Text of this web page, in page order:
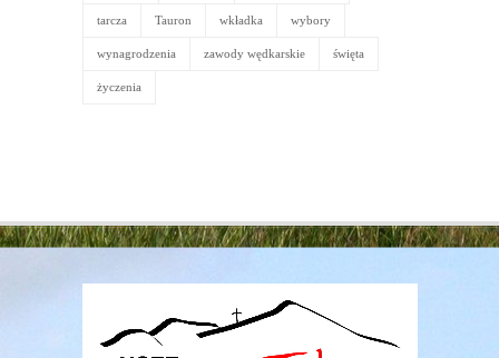
tarcza Tauron wkładka wybory
wynagrodzenia zawody wędkarskie święta
życzenia